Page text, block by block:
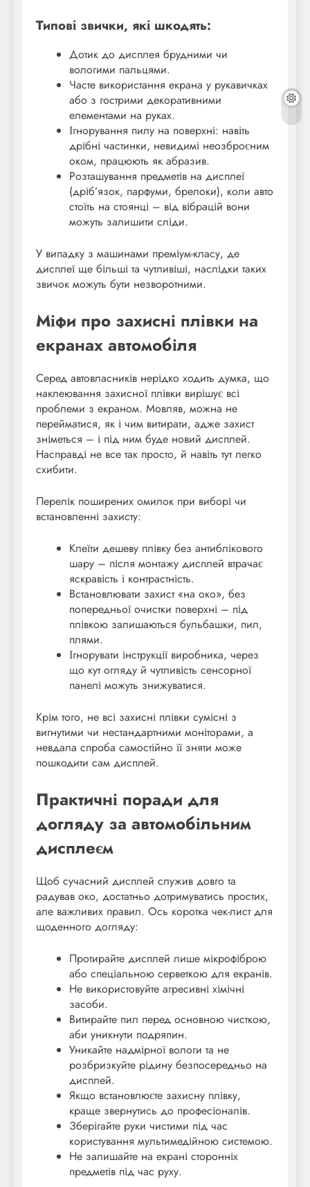
Типові звички, які шкодять:
Дотик до дисплея брудними чи
вологими пальцями.
Часте використання екрана у рукавичках
або з гострими декоративними
елементами на руках.
Ігнорування пилу на поверхні: навіть
дрібні частинки, невидимі неозброєним
оком, працюють як абразив.
Розташування предметів на дисплеї
(дріб’язок, парфуми, брелоки), коли авто
стоїть на стоянці – від вібрацій вони
можуть залишити сліди.
У випадку з машинами преміум-класу, де
дисплеї ще більші та чутливіші, наслідки таких
звичок можуть бути незворотними.
Міфи про захисні плівки на
екранах автомобіля
Серед автовласників нерідко ходить думка, що
наклеювання захисної плівки вирішує всі
проблеми з екраном. Мовляв, можна не
перейматися, як і чим витирати, адже захист
зніметься – і під ним буде новий дисплей.
Насправді не все так просто, й навіть тут легко
схибити.
Перелік поширених омилок при виборі чи
встановленні захисту:
Клеїти дешеву плівку без антиблікового
шару – після монтажу дисплей втрачає
яскравість і контрастність.
Встановлювати захист «на око», без
попередньої очистки поверхні – під
плівкою залишаються бульбашки, пил,
плями.
Ігнорувати інструкції виробника, через
що кут огляду й чутливість сенсорної
панелі можуть знижуватися.
Крім того, не всі захисні плівки сумісні з
вигнутими чи нестандартними моніторами, а
невдала спроба самостійно її зняти може
пошкодити сам дисплей.
Практичні поради для
догляду за автомобільним
дисплеєм
Щоб сучасний дисплей служив довго та
радував око, достатньо дотримуватись простих,
але важливих правил. Ось коротка чек-лист для
щоденного догляду:
Протирайте дисплей лише мікрофіброю
або спеціальною серветкою для екранів.
Не використовуйте агресивні хімічні
засоби.
Витирайте пил перед основною чисткою,
аби уникнути подряпин.
Уникайте надмірної вологи та не
розбризкуйте рідину безпосередньо на
дисплей.
Якщо встановлюєте захисну плівку,
краще звернутись до професіоналів.
Зберігайте руки чистими під час
користування мультимедійною системою.
Не залишайте на екрані сторонніх
предметів під час руху.